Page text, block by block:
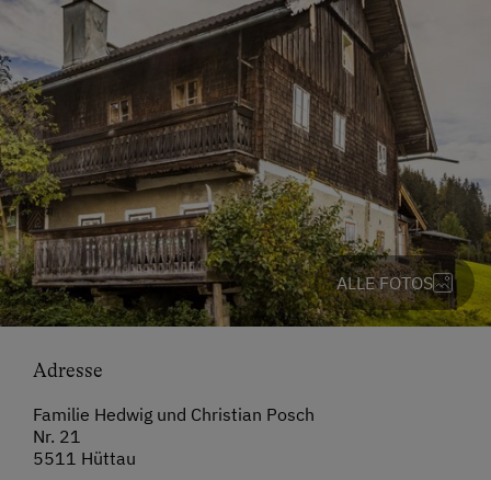
ALLE FOTOS
Adresse
Familie Hedwig und Christian Posch
Nr. 21
5511 Hüttau